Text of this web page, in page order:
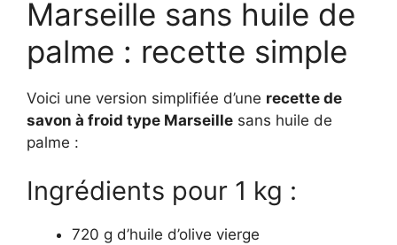
Marseille sans huile de
palme : recette simple
Voici une version simplifiée d’une recette de
savon à froid type Marseille sans huile de
palme :
Ingrédients pour 1 kg :
720 g d’huile d’olive vierge